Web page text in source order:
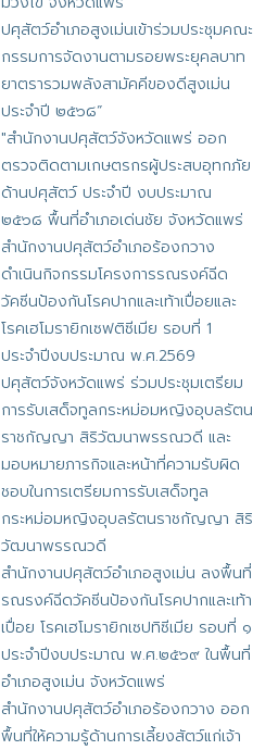
ปศุสัตว์อำเภอสูงเม่นเข้าร่วมประชุมคณะ
กรรมการจัดงานตามรอยพระยุคลบาท
ยาตรารวมพลังสามัคคีของดีสูงเม่น
ประจำปี ๒๕๖๘”
"สำนักงานปศุสัตว์จังหวัดแพร่ ออก
ตรวจติดตามเกษตรกรผู้ประสบอุทกภัย
ด้านปศุสัตว์ ประจำปี งบประมาณ
๒๕๖๘ พื้นที่อำเภอเด่นชัย​ จังหวัดแพร่
สำนักงานปศุสัตว์อำเภอร้องกวาง
ดำเนินกิจกรรมโครงการรณรงค์ฉีด
วัคซีนป้องกันโรคปากและเท้าเปื่อยและ
โรคเฮโมรายิกเซฟติซีเมีย รอบที่ 1
ประจำปีงบประมาณ พ.ศ.2569
ปศุสัตว์จังหวัดแพร่ ร่วมประชุมเตรียม
การรับเสด็จทูลกระหม่อมหญิงอุบลรัตน
ราชกัญญา สิริวัฒนาพรรณวดี และ
มอบหมายภารกิจและหน้าที่ความรับผิด
ชอบในการเตรียมการรับเสด็จทูล
กระหม่อมหญิงอุบลรัตนราชกัญญา สิริ
วัฒนาพรรณวดี
สำนักงานปศุสัตว์อำเภอสูงเม่น ลงพื้นที่
รณรงค์ฉีดวัคซีนป้องกันโรคปากและเท้า
เปื่อย โรคเฮโมรายิกเซปทิซีเมีย รอบที่ ๑
ประจำปีงบประมาณ พ.ศ.๒๕๖๙ ในพื้นที่
อำเภอสูงเม่น จังหวัดแพร่
สำนักงานปศุสัตว์อำเภอร้องกวาง ออก
พื้นที่ให้ความรู้ด้านการเลี้ยงสัตว์แก่เจ้า